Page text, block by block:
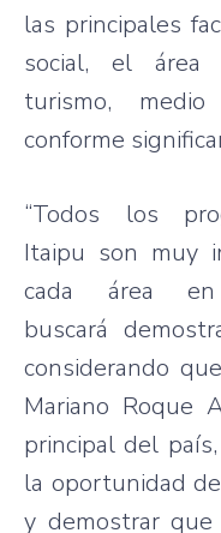
las principales
social, el área
turismo, medio
conforme
“Todos los
Itaipu son muy
cada
área en
buscará
considerando que
Mariano Roque
principal del país
la oportunidad de
y demostrar que